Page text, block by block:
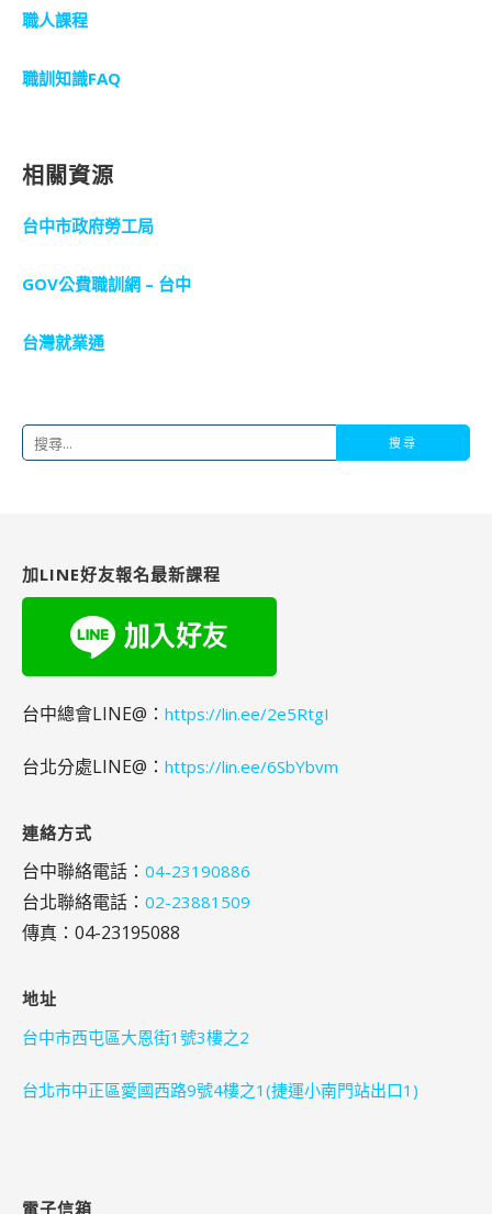
職人課程
職訓知識FAQ
相關資源
台中市政府勞工局
GOV公費職訓網 – 台中
台灣就業通
搜
字:
加LINE好友報名最新課程
台中總會LINE@： https://lin.ee/2e5RtgI
台北分處LINE@： https://lin.ee/6SbYbvm
連絡方式
台中聯絡電話： 04-23190886
台北聯絡電話： 02-23881509
傳真：04-23195088
地址
台中市西屯區大恩街1號3樓之2
台北市中正區愛國西路9號4樓之1(捷運小南門站出口1)
電子信箱